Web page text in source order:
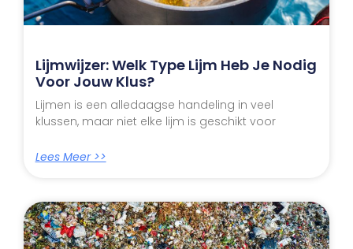
Lijmwijzer: Welk Type Lijm Heb Je Nodig
Voor Jouw Klus?
Lijmen is een alledaagse handeling in veel
klussen, maar niet elke lijm is geschikt voor
Lees Meer >>